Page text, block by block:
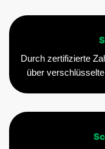
Durch zertifizierte
über